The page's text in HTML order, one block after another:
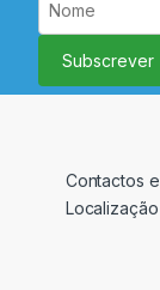
Subscrever
Contactos e
Localização